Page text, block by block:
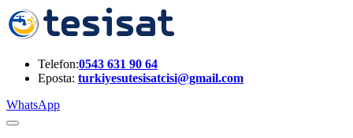
Telefon:0543 631 90 64
Eposta: turkiyesutesisatcisi@gmail.com
WhatsApp